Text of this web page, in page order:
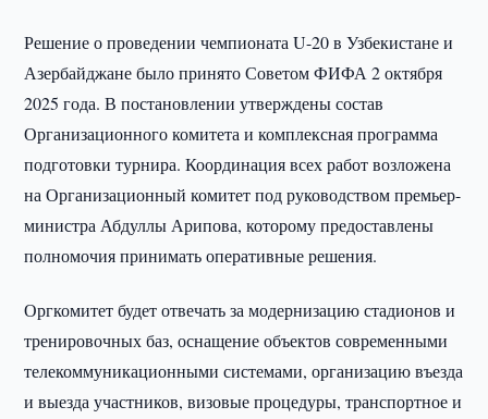
Решение о проведении чемпионата U-20 в Узбекистане и
Азербайджане было принято Советом ФИФА 2 октября
2025 года. В постановлении утверждены состав
Организационного комитета и комплексная программа
подготовки турнира. Координация всех работ возложена
на Организационный комитет под руководством премьер-
министра Абдуллы Арипова, которому предоставлены
полномочия принимать оперативные решения.
Оргкомитет будет отвечать за модернизацию стадионов и
тренировочных баз, оснащение объектов современными
телекоммуникационными системами, организацию въезда
и выезда участников, визовые процедуры, транспортное и